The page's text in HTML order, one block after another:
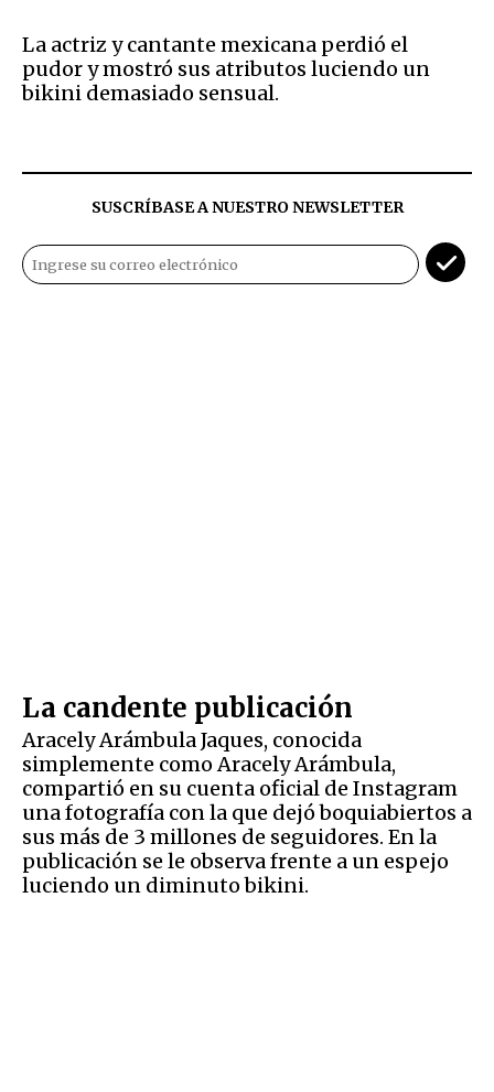
La actriz y cantante mexicana perdió el
pudor y mostró sus atributos luciendo un
bikini demasiado sensual.
SUSCRÍBASE A NUESTRO NEWSLETTER
La candente publicación
Aracely Arámbula Jaques, conocida
simplemente como Aracely Arámbula,
compartió en su cuenta oficial de Instagram
una fotografía con la que dejó boquiabiertos a
sus más de 3 millones de seguidores. En la
publicación se le observa frente a un espejo
luciendo un diminuto bikini.